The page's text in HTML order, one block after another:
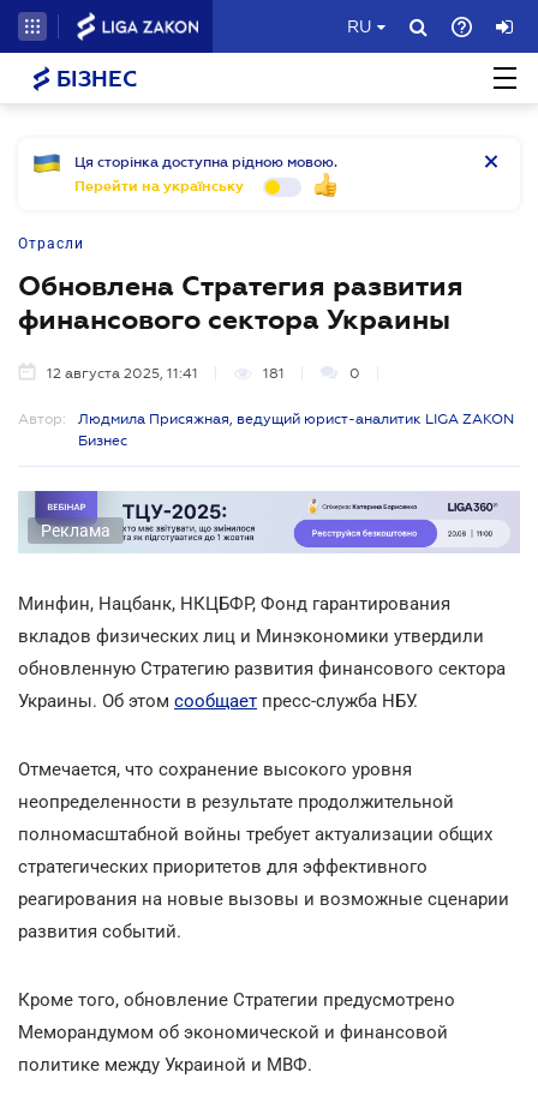
RU
БІЗНЕС
Ця сторінка доступна рідною мовою.
Перейти на українську
Отрасли
Обновлена Стратегия развития
финансового сектора Украины
12 августа 2025, 11:41 181 0
Автор:
Людмила Присяжная, ведущий юрист-аналитик LIGA ZAKON
Бизнес
Реклама
Минфин, Нацбанк, НКЦБФР, Фонд гарантирования
вкладов физических лиц и Минэкономики утвердили
обновленную Стратегию развития финансового сектора
Украины. Об этом сообщает пресс-служба НБУ.
Отмечается, что сохранение высокого уровня
неопределенности в результате продолжительной
полномасштабной войны требует актуализации общих
стратегических приоритетов для эффективного
реагирования на новые вызовы и возможные сценарии
развития событий.
Кроме того, обновление Стратегии предусмотрено
Меморандумом об экономической и финансовой
политике между Украиной и МВФ.